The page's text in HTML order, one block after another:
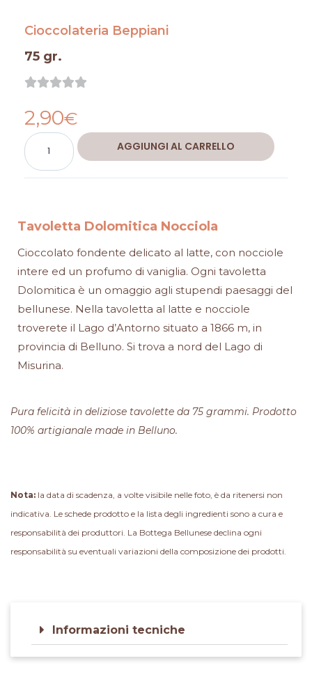
Cioccolateria Beppiani
75 gr.

5
2,90€
Tavoletta
Dolomitica
Nocciola
AGGIUNGI AL CARRELLO
Alternative:
Tavoletta Dolomitica Nocciola
Cioccolato fondente delicato al latte, con nocciole
intere ed un profumo di vaniglia. Ogni tavoletta
Dolomitica è un omaggio agli stupendi paesaggi del
bellunese. Nella tavoletta al latte e nocciole
troverete il Lago d’Antorno situato a 1866 m, in
provincia di Belluno. Si trova a nord del Lago di
Misurina.
Pura felicità in deliziose tavolette da 75 grammi. Prodotto
100% artigianale made in Belluno.
Nota: la data di scadenza, a volte visibile nelle foto, è da ritenersi non
indicativa. Le schede prodotto e la lista degli ingredienti sono a cura e
responsabilità dei produttori. La Bottega Bellunese declina ogni
responsabilità su eventuali variazioni della composizione dei prodotti.
Informazioni tecniche